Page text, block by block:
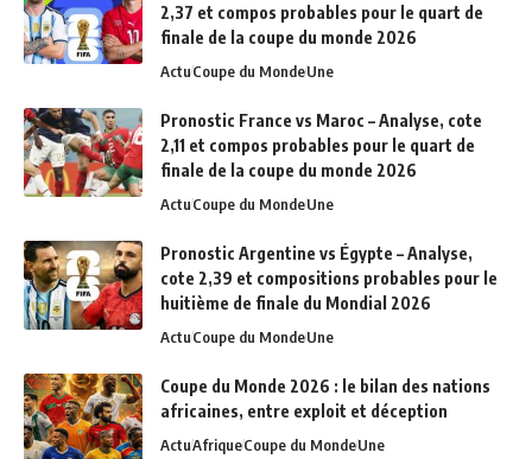
2,37 et compos probables pour le quart de
finale de la coupe du monde 2026
ActuCoupe du MondeUne
Pronostic France vs Maroc – Analyse, cote
2,11 et compos probables pour le quart de
finale de la coupe du monde 2026
ActuCoupe du MondeUne
Pronostic Argentine vs Égypte – Analyse,
cote 2,39 et compositions probables pour le
huitième de finale du Mondial 2026
ActuCoupe du MondeUne
Coupe du Monde 2026 : le bilan des nations
africaines, entre exploit et déception
ActuAfriqueCoupe du MondeUne